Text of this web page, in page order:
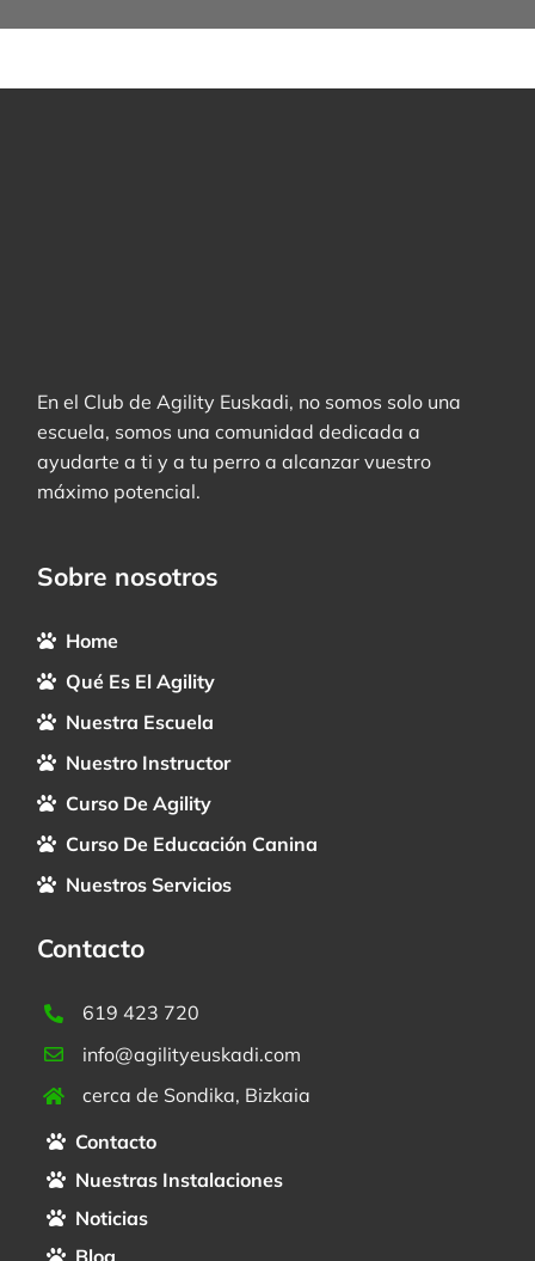
En el Club de Agility Euskadi, no somos solo una
escuela, somos una comunidad dedicada a
ayudarte a ti y a tu perro a alcanzar vuestro
máximo potencial.
Sobre nosotros
Home
Qué Es El Agility
Nuestra Escuela
Nuestro Instructor
Curso De Agility
Curso De Educación Canina
Nuestros Servicios
Contacto
619 423 720
info@agilityeuskadi.com
cerca de Sondika, Bizkaia
Contacto
Nuestras Instalaciones
Noticias